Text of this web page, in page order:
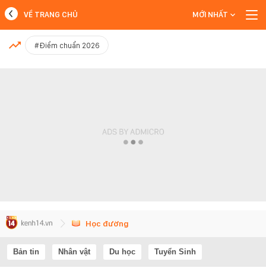
MỚI NHẤT
VỀ TRANG CHỦ MỚI NHẤT
#Điểm chuẩn 2026
Học đường
Bản tin Nhân vật Du học Tuyển Sinh